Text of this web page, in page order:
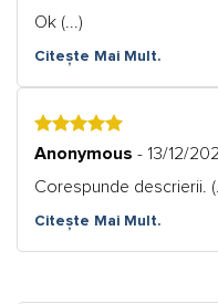
Ok (...)
Citește Mai Mult.
5
Anonymous - 13/12/
Corespunde descrierii.
Citește Mai Mult.